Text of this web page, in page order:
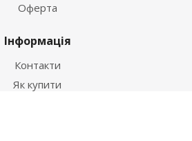
Оферта
Інформація
Контакти
Як купити